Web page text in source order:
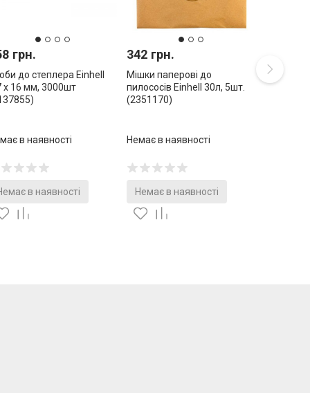
грн.
до степлера Einhell
х 16 мм, 3000шт
в наявності
в наявності
342 грн.
Мішки паперові до
пилососів Einhell 30л, 5шт.
(2351170)
Немає в наявності
Немає в наявності